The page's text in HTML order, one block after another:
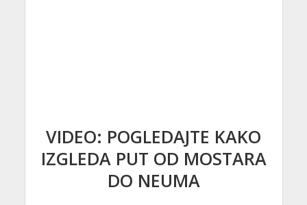
VIDEO: POGLEDAJTE KAKO
IZGLEDA PUT OD MOSTARA
DO NEUMA